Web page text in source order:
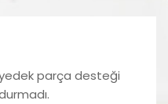
gösterdikleri titizlik
güven verici.